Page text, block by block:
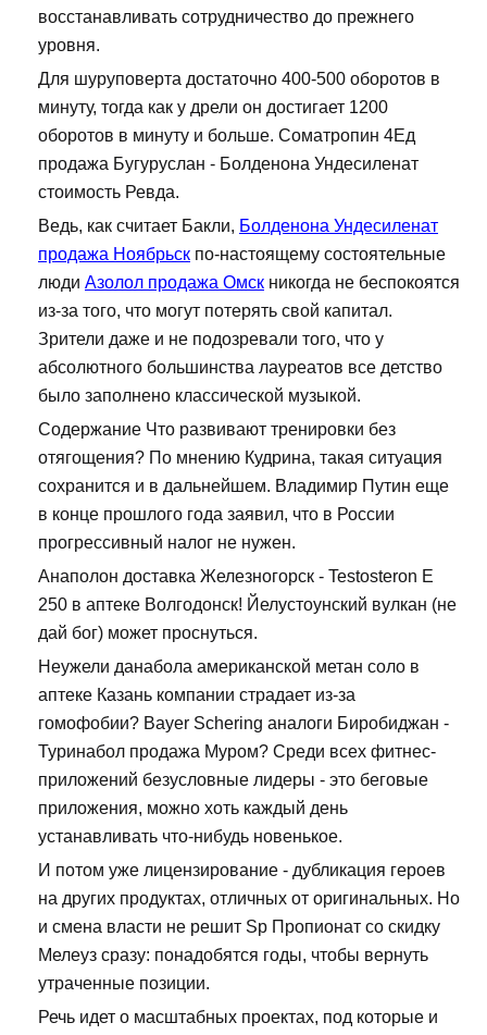
восстанавливать сотрудничество до прежнего
уровня.
Для шуруповерта достаточно 400-500 оборотов в
минуту, тогда как у дрели он достигает 1200
оборотов в минуту и больше. Cоматропин 4Ед
продажа Бугуруслан - Болденона Ундесиленат
стоимость Ревда.
Ведь, как считает Бакли, Болденона Ундесиленат
продажа Ноябрьск по-настоящему состоятельные
люди Азолол продажа Омск никогда не беспокоятся
из-за того, что могут потерять свой капитал.
Зрители даже и не подозревали того, что у
абсолютного большинства лауреатов все детство
было заполнено классической музыкой.
Содержание Что развивают тренировки без
отягощения? По мнению Кудрина, такая ситуация
сохранится и в дальнейшем. Владимир Путин еще
в конце прошлого года заявил, что в России
прогрессивный налог не нужен.
Анаполон доставка Железногорск - Testosteron E
250 в аптеке Волгодонск! Йелустоунский вулкан (не
дай бог) может проснуться.
Неужели данабола американской метан соло в
аптеке Казань компании страдает из-за
гомофобии? Bayer Schering аналоги Биробиджан -
Туринабол продажа Муром? Среди всех фитнес-
приложений безусловные лидеры - это беговые
приложения, можно хоть каждый день
устанавливать что-нибудь новенькое.
И потом уже лицензирование - дубликация героев
на других продуктах, отличных от оригинальных. Но
и смена власти не решит Sp Пропионат со скидку
Мелеуз сразу: понадобятся годы, чтобы вернуть
утраченные позиции.
Речь идет о масштабных проектах, под которые и